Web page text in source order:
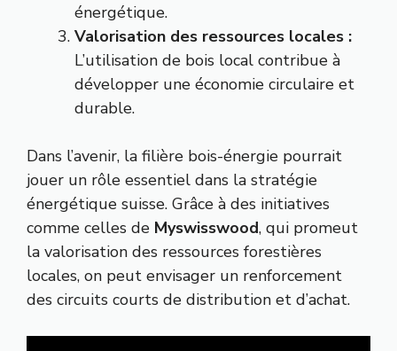
énergétique.
Valorisation des ressources locales :
L’utilisation de bois local contribue à
développer une économie circulaire et
durable.
Dans l’avenir, la filière bois-énergie pourrait
jouer un rôle essentiel dans la stratégie
énergétique suisse. Grâce à des initiatives
comme celles de Myswisswood, qui promeut
la valorisation des ressources forestières
locales, on peut envisager un renforcement
des circuits courts de distribution et d’achat.